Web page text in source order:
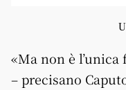
«Ma non è
– precisano